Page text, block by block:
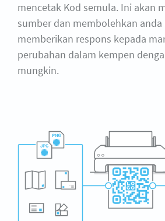
mencetak Kod semula. Ini akan
sumber dan membolehkan
memberikan respons kepada
perubahan dalam kempen
mungkin.